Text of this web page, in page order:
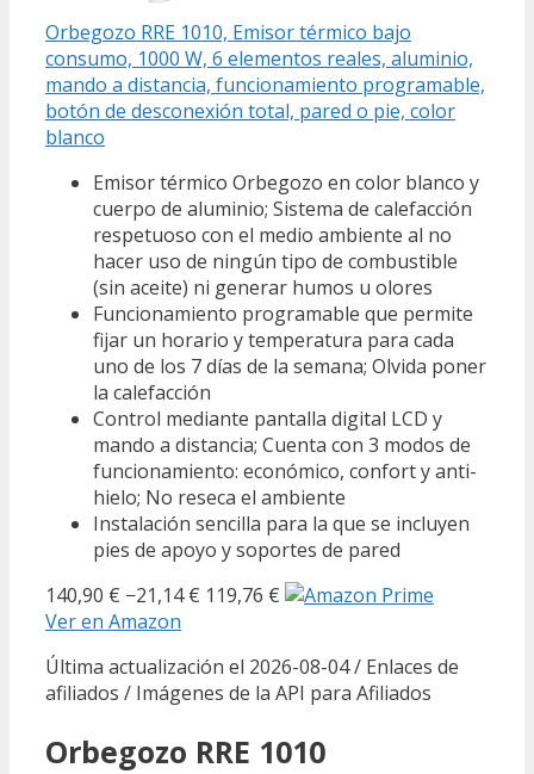
Orbegozo RRE 1010, Emisor térmico bajo
consumo, 1000 W, 6 elementos reales, aluminio,
mando a distancia, funcionamiento programable,
botón de desconexión total, pared o pie, color
blanco
Emisor térmico Orbegozo en color blanco y
cuerpo de aluminio; Sistema de calefacción
respetuoso con el medio ambiente al no
hacer uso de ningún tipo de combustible
(sin aceite) ni generar humos u olores
Funcionamiento programable que permite
fijar un horario y temperatura para cada
uno de los 7 días de la semana; Olvida poner
la calefacción
Control mediante pantalla digital LCD y
mando a distancia; Cuenta con 3 modos de
funcionamiento: económico, confort y anti-
hielo; No reseca el ambiente
Instalación sencilla para la que se incluyen
pies de apoyo y soportes de pared
140,90 € −21,14 € 119,76 €
Ver en Amazon
Última actualización el 2026-08-04 / Enlaces de
afiliados / Imágenes de la API para Afiliados
Orbegozo RRE 1010